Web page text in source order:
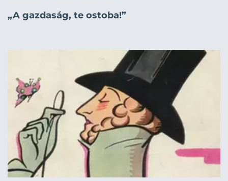
„A gazdaság, te ostoba!”